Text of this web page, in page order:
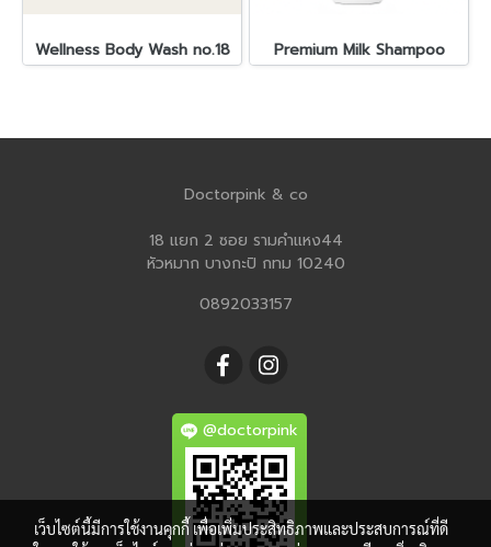
Wellness Body Wash no.18 Premium Milk Shampoo
Doctorpink & co
18 แยก 2 ซอย รามคำแหง44
หัวหมาก บางกะปิ กทม 10240
0892033157
@doctorpink
เว็บไซต์นี้มีการใช้งานคุกกี้ เพื่อเพิ่มประสิทธิภาพและประสบการณ์ที่ดี